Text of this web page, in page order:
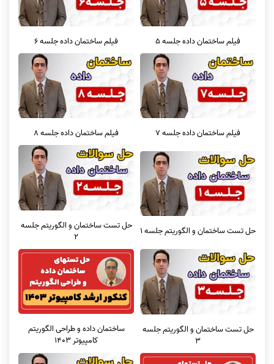
فیلم ساختمان داده جلسه 5 فیلم ساختمان داده جلسه 6
فیلم ساختمان داده جلسه 7 فیلم ساختمان داده جلسه 8
حل تست ساختمان و الگوریتم جلسه 1
حل تست ساختمان و الگوریتم جلسه
2
حل تست ساختمان و الگوریتم جلسه
3
ساختمان داده و طراحی الگوریتم
کامپیوتر 1403